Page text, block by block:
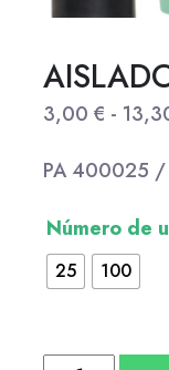
3,00 € -
PA 400025
Número de
25 100